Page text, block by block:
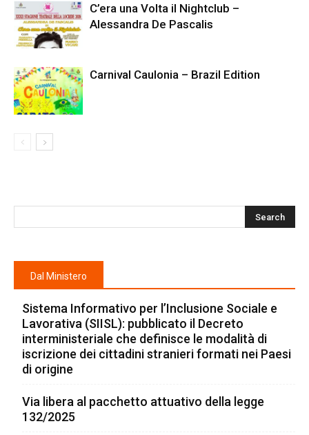
C’era una Volta il Nightclub –
Alessandra De Pascalis
Carnival Caulonia – Brazil Edition
Dal Ministero
Sistema Informativo per l’Inclusione Sociale e
Lavorativa (SIISL): pubblicato il Decreto
interministeriale che definisce le modalità di
iscrizione dei cittadini stranieri formati nei Paesi
di origine
Via libera al pacchetto attuativo della legge
132/2025